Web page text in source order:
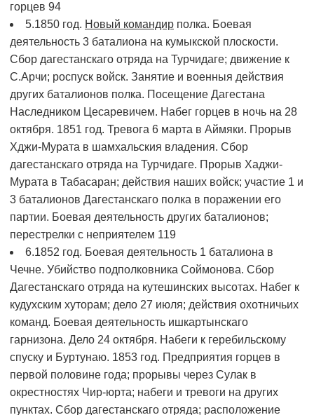
горцев 94
5.1850 год. Новый командир полка. Боевая
деятельность 3 баталиона на кумыкской плоскости.
Сбор дагестанскаго отряда на Турчидаге; движение к
С.Арчи; роспуск войск. Занятие и военныя действия
других баталионов полка. Посещение Дагестана
Наследником Цесаревичем. Набег горцев в ночь на 28
октября. 1851 год. Тревога 6 марта в Аймяки. Прорыв
Хджи-Мурата в шамхальския владения. Сбор
дагестанскаго отряда на Турчидаге. Прорыв Хаджи-
Мурата в Табасаран; действия наших войск; участие 1 и
3 баталионов Дагестанскаго полка в поражении его
партии. Боевая деятельность других баталионов;
перестрелки с неприятелем 119
6.1852 год. Боевая деятельность 1 баталиона в
Чечне. Убийство подполковника Соймонова. Сбор
Дагестанскаго отряда на кутешинских высотах. Набег к
кудухским хуторам; дело 27 июля; действия охотничьих
команд. Боевая деятельность ишкартынскаго
гарнизона. Дело 24 октября. Набеги к геребильскому
спуску и Буртунаю. 1853 год. Предприятия горцев в
первой половине года; прорывы через Сулак в
окрестностях Чир-юрта; набеги и тревоги на других
пунктах. Сбор дагестанскаго отряда; расположение